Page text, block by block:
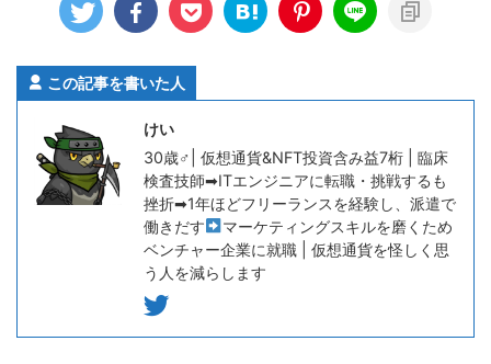
この記事を書いた人
けい
30歳♂| 仮想通貨&NFT投資含み益7桁 | 臨床
検査技師➡ITエンジニアに転職・挑戦するも
挫折➡1年ほどフリーランスを経験し、派遣で
働きだす
マーケティングスキルを磨くため
ベンチャー企業に就職 | 仮想通貨を怪しく思
う人を減らします